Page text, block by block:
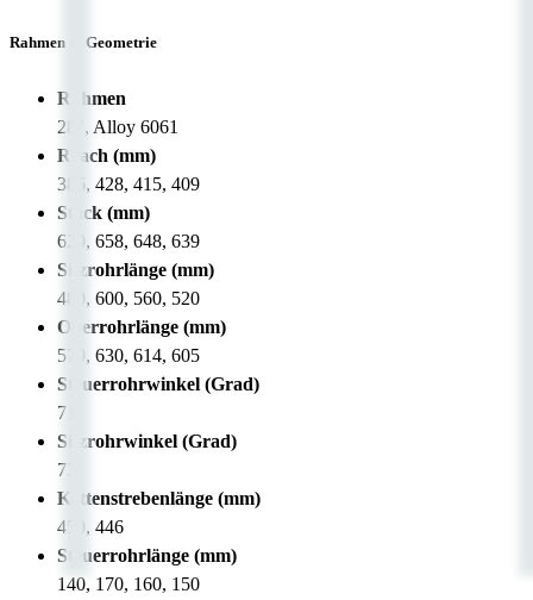
Rahmen & Geometrie
Rahmen
28", Alloy 6061
Reach (mm)
386, 428, 415, 409
Stack (mm)
629, 658, 648, 639
Sitzrohrlänge (mm)
480, 600, 560, 520
Oberrohrlänge (mm)
579, 630, 614, 605
Steuerrohrwinkel (Grad)
71
Sitzrohrwinkel (Grad)
73
Kettenstrebenlänge (mm)
450, 446
Steuerrohrlänge (mm)
140, 170, 160, 150